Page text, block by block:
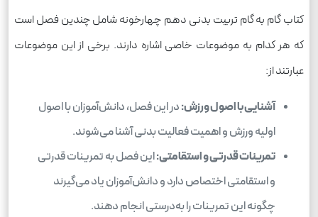
کتاب گام به گام تربیت بدنی دهم چهارخونه شامل چندین فصل است
که هر کدام به موضوعات خاصی اشاره دارند. برخی از این موضوعات
عبارتند از:
آشنایی با اصول ورزش:در این فصل، دانش‌آموزان با اصول
اولیه ورزش و اهمیت فعالیت بدنی آشنا می‌شوند.
تمرینات قدرتی و استقامتی:این فصل به تمرینات قدرتی
و استقامتی اختصاص دارد و دانش‌آموزان یاد می‌گیرند
چگونه این تمرینات را به‌درستی انجام دهند.